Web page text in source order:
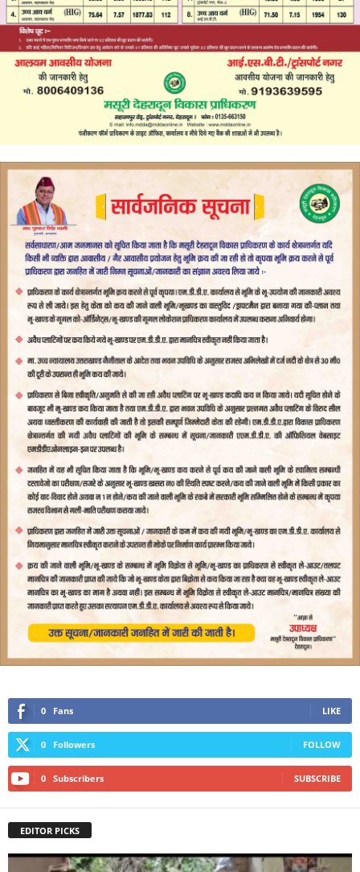
0 Fans LIKE
0 Followers FOLLOW
0 Subscribers SUBSCRIBE
EDITOR PICKS